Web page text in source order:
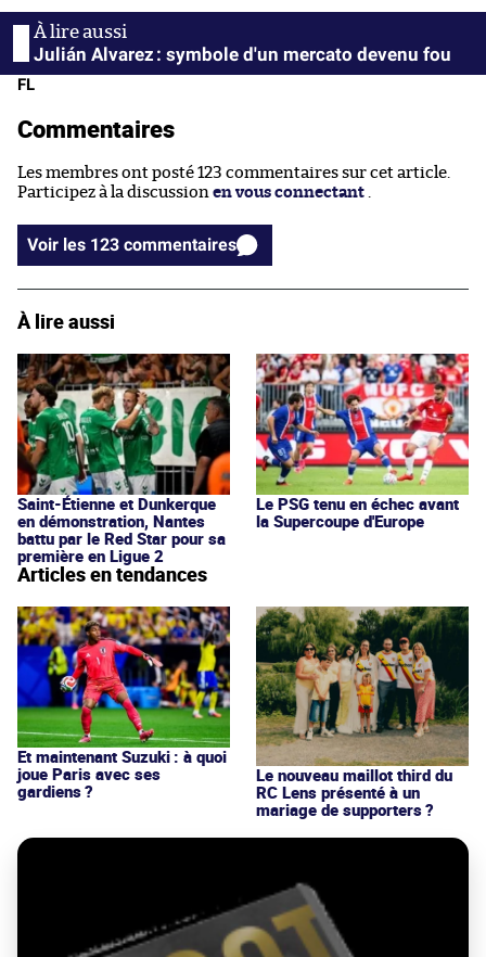
Julián Alvarez : symbole d'un mercato devenu fou
FL
Commentaires
Les membres ont posté 123 commentaires sur cet article.
Participez à la discussion en vous connectant
Voir les 123 commentaires
À lire aussi
Saint-Étienne et Dunkerque
en démonstration, Nantes
battu par le Red Star pour sa
première en Ligue 2
Le PSG tenu en échec avant
la Supercoupe d'Europe
Articles en tendances
Et maintenant Suzuki : à quoi
joue Paris avec ses
gardiens ?
Le nouveau maillot third du
RC Lens présenté à un
mariage de supporters ?